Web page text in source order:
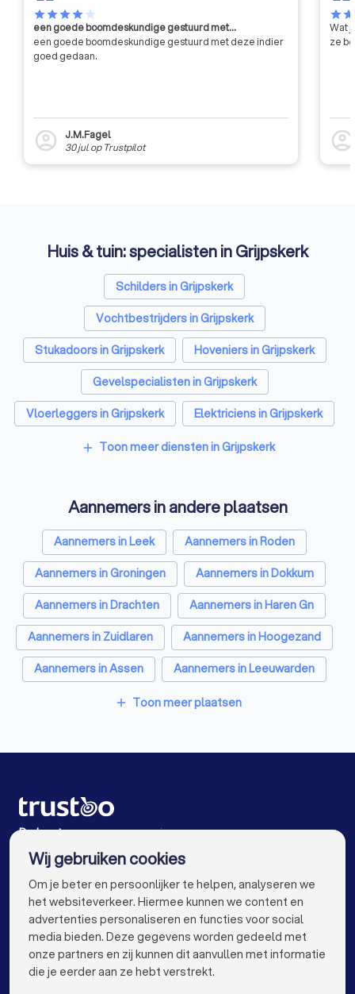
starstarstarstarstar
een goede boomdeskundige gestuurd met…
een goede boomdeskundige gestuurd met deze indier
goed gedaan.
account_circle
J.M.Fagel
30 julop Trustpilot
starstar
Wat
ze
account_circle
Huis & tuin: specialisten in Grijpskerk
Schilders in Grijpskerk
Vochtbestrijders in Grijpskerk
Stukadoors in Grijpskerk
Hoveniers in Grijpskerk
Gevelspecialisten in Grijpskerk
Vloerleggers in Grijpskerk
Elektriciens in Grijpskerk
Isolatiebedrijven in Grijpskerk
Architecten in Grijpskerk
Zonwering specialisten in Grijpskerk
Badkamer installateurs in Grijpskerk
Traprenovatie bedrijven in Grijpskerk
Schoorsteenvegers in Grijpskerk
Hekwerkspecialisten in Grijpskerk
Interieurstylisten in Grijpskerk
add Toon meer diensten in Grijpskerk
Aannemers in andere plaatsen
Aannemers in Leek
Aannemers in Roden
Aannemers in Groningen
Aannemers in Dokkum
Aannemers in Drachten
Aannemers in Haren Gn
Aannemers in Zuidlaren
Aannemers in Hoogezand
Aannemers in Assen
Aannemers in Leeuwarden
Aannemers in Amsterdam
Aannemers in Tilburg
Aannemers in Breda
Aannemers in Nijmegen
Aannemers in Enschede
Aannemers in Arnhem
Aannemers in Amersfoort
Aannemers in Apeldoorn
Aannemers in Den Bosch
Aannemers in Maastricht
Aannemers in Leiden
add Toon meer plaatsen
De beste aannemers voor jou
VOOR PARTICULIEREN keyboard_arrow_down
Wij gebruiken cookies
Om je beter en persoonlijker te helpen, analyseren we
het websiteverkeer. Hiermee kunnen we content en
advertenties personaliseren en functies voor social
media bieden. Deze gegevens worden gedeeld met
onze partners en zij kunnen dit aanvullen met informatie
die je eerder aan ze hebt verstrekt.